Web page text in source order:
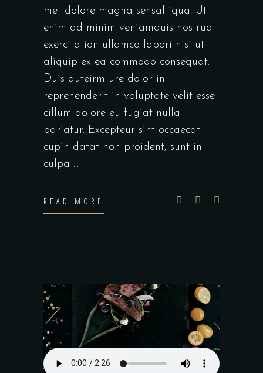
met dolore magna sensal iqua. Ut
enim ad minim veniamquis nostrud
exercitation ullamco labori nisi ut
aliquip ex ea commodo consequat.
Duis auteirm ure dolor in
reprehenderit in voluptate velit esse
cillum dolore eu fugiat nulla
pariatur. Excepteur sint occaecat
cupin datat non proident, sunt in
culpa
READ MORE